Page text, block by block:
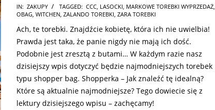
2025-
07-
24
IN: ZAKUPY TAGGED: CCC, LASOCKI, MARKOWE TOREBKI WYPRZEDAŻ,
OBAG, WITCHEN, ZALANDO TOREBKI, ZARA TOREBKI
Ach, te torebki. Znajdźcie kobietę, która ich nie uwielbia!
Prawda jest taka, że panie nigdy nie mają ich dość.
Podobnie jest zresztą z butami… W każdym razie nasz
dzisiejszy wpis dotyczyć będzie najmodniejszych torebek
typu shopper bag. Shopperka – Jak znaleźć tę idealną?
Które są aktualnie najmodniejsze? Tego dowiecie się z
lektury dzisiejszego wpisu – zachęcamy!